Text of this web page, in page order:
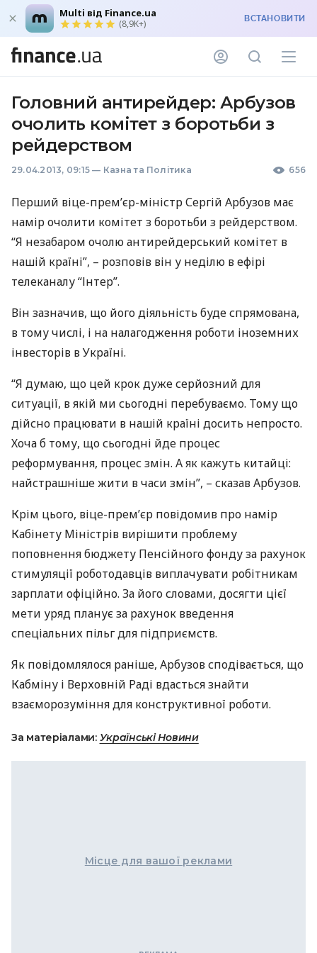
Multi від Finance.ua
(8,9K+) ВСТАНОВИТИ
Головний антирейдер: Арбузов
очолить комітет з боротьби з
рейдерством
29.04.2013, 09:15 — Казна та Політика 656
Перший віце-прем’єр-міністр Сергій Арбузов має
намір очолити комітет з боротьби з рейдерством.
“Я незабаром очолю антирейдерський комітет в
нашій країні”, – розповів він у неділю в ефірі
телеканалу “Інтер”.
Він зазначив, що його діяльність буде спрямована,
в тому числі, і на налагодження роботи іноземних
інвесторів в Україні.
“Я думаю, що цей крок дуже серйозний для
ситуації, в якій ми сьогодні перебуваємо. Тому що
дійсно працювати в нашій країні досить непросто.
Хоча б тому, що сьогодні йде процес
реформування, процес змін. А як кажуть китайці:
найстрашніше жити в часи змін”, – сказав Арбузов.
Крім цього, віце-прем’єр повідомив про намір
Кабінету Міністрів вирішити проблему
поповнення бюджету Пенсійного фонду за рахунок
стимуляції роботодавців виплачувати робітникам
зарплати офіційно. За його словами, досягти цієї
мети уряд планує за рахунок введення
спеціальних пільг для підприємств.
Як повідомлялося раніше, Арбузов сподівається, що
Кабміну і Верховній Раді вдасться знайти
взаєморозуміння для конструктивної роботи.
За матеріалами: Українські Новини
Місце для вашої реклами